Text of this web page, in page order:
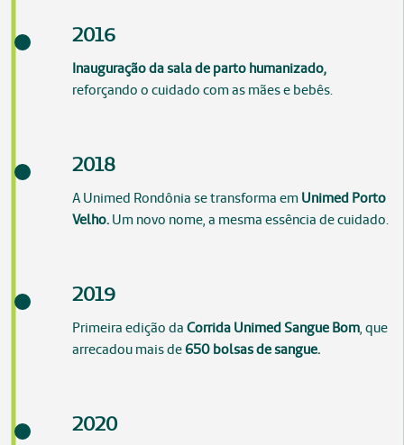
2016
Inauguração da sala de parto humanizado,
reforçando o cuidado com as mães e bebês.
2018
A Unimed Rondônia se transforma em Unimed Porto
Velho. Um novo nome, a mesma essência de cuidado.
2019
Primeira edição da Corrida Unimed Sangue Bom, que
arrecadou mais de650 bolsas de sangue.
2020